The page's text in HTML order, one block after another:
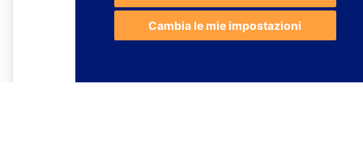
Cambia le mie impostazioni